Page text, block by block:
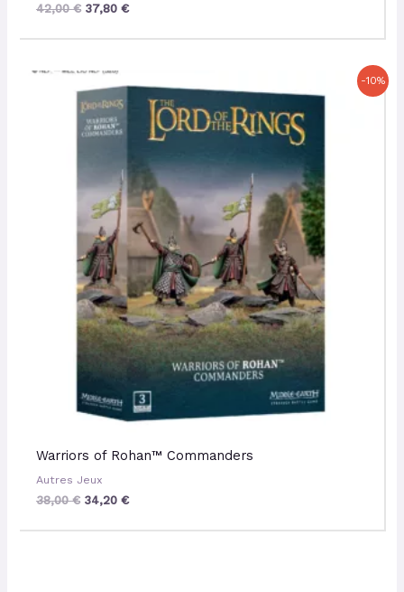
42,00€ 37,80 €
-10%
Warriors of Rohan™ Commanders
Autres Jeux
38,00€
Le
prix
initial
était :
38,00 €.
34,20 €
actuel
34,20 €.